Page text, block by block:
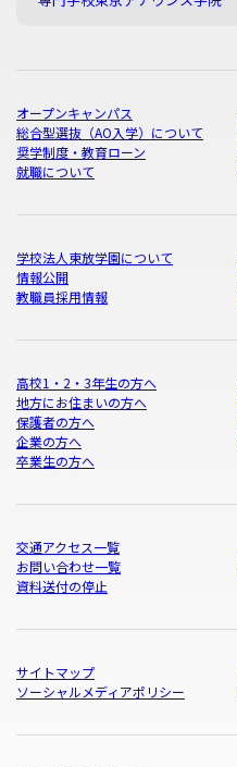
オープンキャンパス
総合型選抜（AO入学）について
奨学制度・教育ローン
就職について
学校法人東放学園について
情報公開
教職員採用情報
高校1・2・3年生の方へ
地方にお住まいの方へ
保護者の方へ
企業の方へ
卒業生の方へ
交通アクセス一覧
お問い合わせ一覧
資料送付の停止
サイトマップ
ソーシャルメディアポリシー